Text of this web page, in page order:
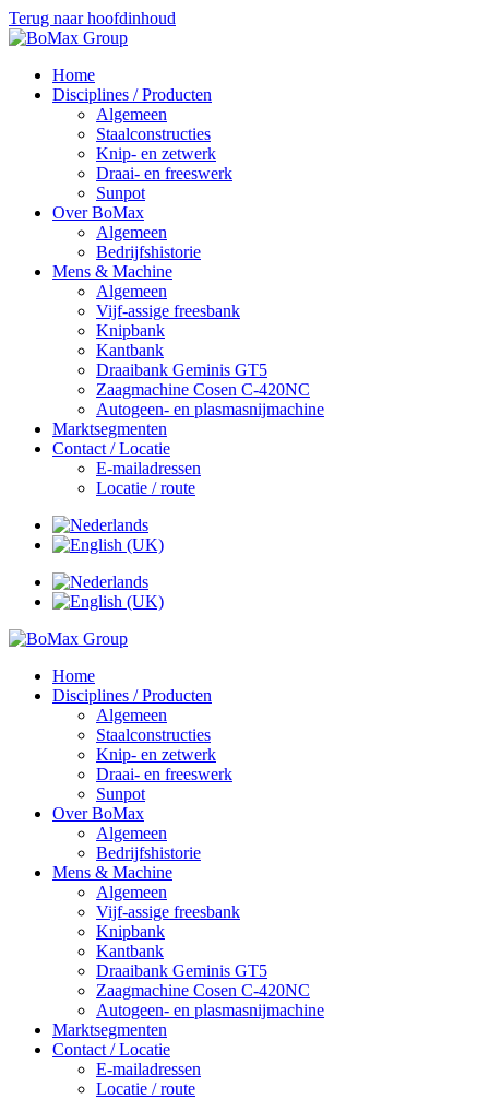
Terug naar hoofdinhoud
Home
Disciplines / Producten
Algemeen
Staalconstructies
Knip- en zetwerk
Draai- en freeswerk
Sunpot
Over BoMax
Algemeen
Bedrijfshistorie
Mens & Machine
Algemeen
Vijf-assige freesbank
Knipbank
Kantbank
Draaibank Geminis GT5
Zaagmachine Cosen C-420NC
Autogeen- en plasmasnijmachine
Marktsegmenten
Contact / Locatie
E-mailadressen
Locatie / route
Home
Disciplines / Producten
Algemeen
Staalconstructies
Knip- en zetwerk
Draai- en freeswerk
Sunpot
Over BoMax
Algemeen
Bedrijfshistorie
Mens & Machine
Algemeen
Vijf-assige freesbank
Knipbank
Kantbank
Draaibank Geminis GT5
Zaagmachine Cosen C-420NC
Autogeen- en plasmasnijmachine
Marktsegmenten
Contact / Locatie
E-mailadressen
Locatie / route